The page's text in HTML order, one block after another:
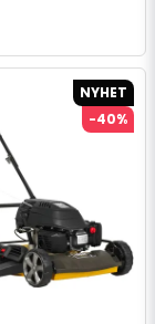
NYHET
-40%